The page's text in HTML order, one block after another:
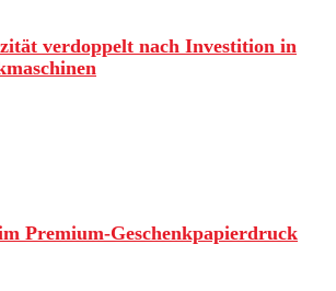
verdoppelt nach Investition in
Premium-Geschenkpapierdruck